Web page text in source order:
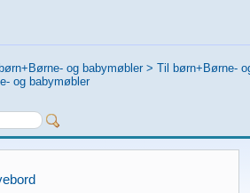
og babymøbler > Til børn+Børne-
og babymøbler